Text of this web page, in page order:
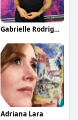
Gabrielle Rodrigues
Adriana Lara